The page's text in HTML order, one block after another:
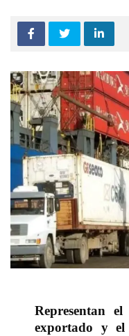
Representan
exportado y